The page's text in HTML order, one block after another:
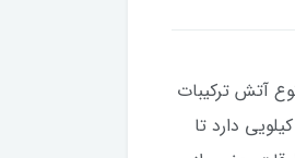
آتش ترکیبات
مختلف مانند آب، پودر و گاز، گاز دی اکسید کربن را با فشار بر روی آتش می‌افکند. وزن خاموش کننده‌های دستی متفاوت می‌باشد، از وزن های ۱ کیلویی دارد تا